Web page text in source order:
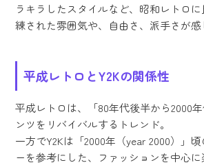
ラキラしたスタイルなど、昭和レトロ
練された雰囲気や、自由さ、派手さが感
平成レトロとY2Kの関係性
平成レトロは、「80年代後半から2000
ンツをリバイバルするトレンド。
一方でY2Kは「2000年（year 2000）」
ーを参考にした、ファッションを中心